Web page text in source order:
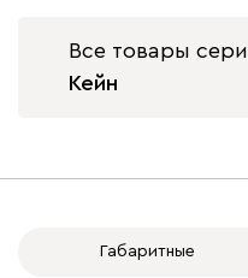
Все товары
Кейн
Габаритные